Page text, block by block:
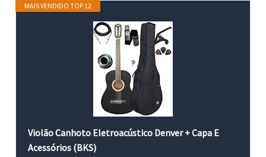
MAIS VENDIDO TOP 12
Violão Canhoto Eletroacústico Denver + Capa E
Acessórios (BKS)